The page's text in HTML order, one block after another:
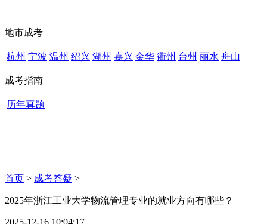
地市成考
杭州 宁波 温州 绍兴 湖州 嘉兴 金华 衢州 台州 丽水 舟山
成考指南
历年真题
首页 > 成考答疑 >
2025年浙江工业大学物流管理专业的就业方向有哪些？
2025-12-16 10:04:17